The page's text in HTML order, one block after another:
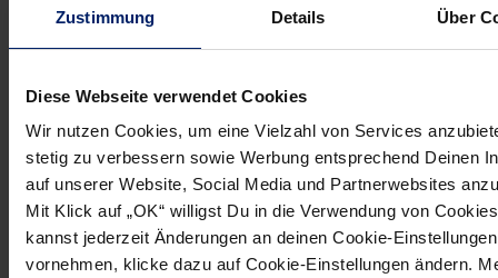
Zustimmung Details Über
Diese Webseite verwendet Cookies
Wir nutzen Cookies, um eine Vielzahl von Services
stetig zu verbessern sowie Werbung entsprechend Deinen
auf unserer Website, Social Media und Partnerwebsites
Mit Klick auf „OK“ willigst Du in die Verwendung von
kannst jederzeit Änderungen an deinen Cookie-Einstellungen
vornehmen, klicke dazu auf Cookie-Einstellungen ändern.
News:
großen
nah
Endspiel